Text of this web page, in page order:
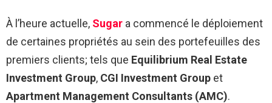
À l’heure actuelle, Sugar a commencé le déploiement
de certaines propriétés au sein des portefeuilles des
premiers clients; tels que Equilibrium Real Estate
Investment Group, CGI Investment Group et
Apartment Management Consultants (AMC).